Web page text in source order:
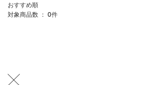
おすすめ順
対象商品数 ： 0件